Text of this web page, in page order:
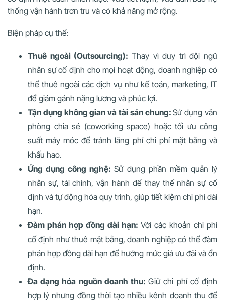
thống vận hành trơn tru và có khả năng mở rộng.
Biện pháp cụ thể:
Thuê ngoài (Outsourcing): Thay vì duy trì đội ngũ
nhân sự cố định cho mọi hoạt động, doanh nghiệp có
thể thuê ngoài các dịch vụ như kế toán, marketing, IT
để giảm gánh nặng lương và phúc lợi.
Tận dụng không gian và tài sản chung:Sử dụng văn
phòng chia sẻ (coworking space) hoặc tối ưu công
suất máy móc để tránh lãng phí chi phí mặt bằng và
khấu hao.
Ứng dụng công nghệ:Sử dụng phần mềm quản lý
nhân sự, tài chính, vận hành để thay thế nhân sự cố
định và tự động hóa quy trình, giúp tiết kiệm chi phí dài
hạn.
Đàm phán hợp đồng dài hạn: Với các khoản chi phí
cố định như thuê mặt bằng, doanh nghiệp có thể đàm
phán hợp đồng dài hạn để hưởng mức giá ưu đãi và ổn
định.
Đa dạng hóa nguồn doanh thu:Giữ chi phí cố định
hợp lý nhưng đồng thời tạo nhiều kênh doanh thu để